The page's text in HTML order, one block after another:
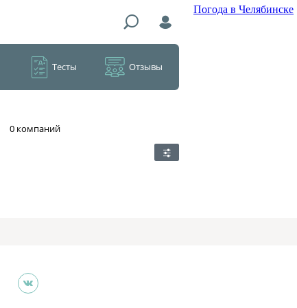
Погода в Челябинске
Тесты Отзывы
​0 компаний